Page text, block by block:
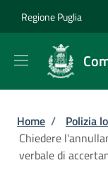
Regione Puglia
Briciole di
Home / Polizia
Chiedere
verbale di